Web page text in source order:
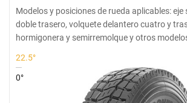
Adecuado para todas las ruedas para
medias en carreteras pavimentadas y
Modelos y posiciones de rueda aplicables: eje
doble trasero, volquete delantero cuatro y
hormigonera y semirremolque y otros
22.5°
0°